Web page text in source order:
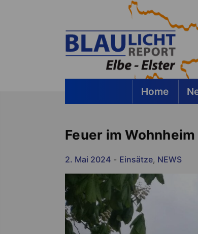
Home
Feuer im
2. Mai 2024 - Einsätze, NEWS